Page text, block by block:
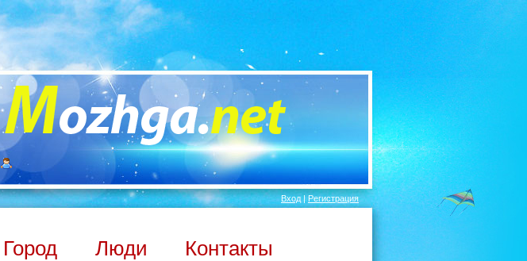
Вход| Регистрация
Город Люди Контакты